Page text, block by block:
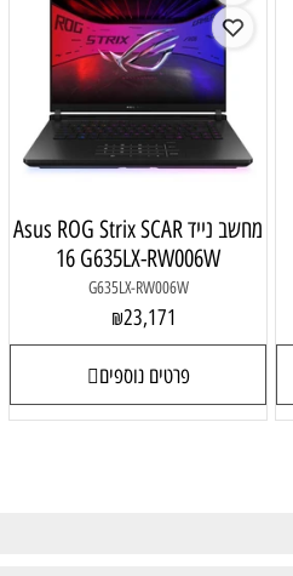
מחשב נייד Asus ROG Strix SCAR
16 G635LX-RW006W
G635LX-RW006W
₪23,171
פרטים נוספים